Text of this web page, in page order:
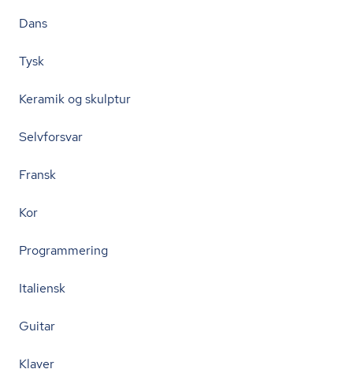
Dans
Tysk
Keramik og skulptur
Selvforsvar
Fransk
Kor
Programmering
Italiensk
Guitar
Klaver